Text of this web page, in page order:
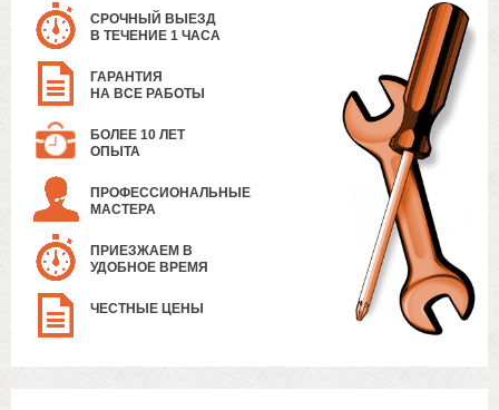
СРОЧНЫЙ ВЫЕЗД
В ТЕЧЕНИЕ 1 ЧАСА
ГАРАНТИЯ
НА ВСЕ РАБОТЫ
БОЛЕЕ 10 ЛЕТ
ОПЫТА
ПРОФЕССИОНАЛЬНЫЕ
МАСТЕРА
ПРИЕЗЖАЕМ В
УДОБНОЕ ВРЕМЯ
ЧЕСТНЫЕ ЦЕНЫ